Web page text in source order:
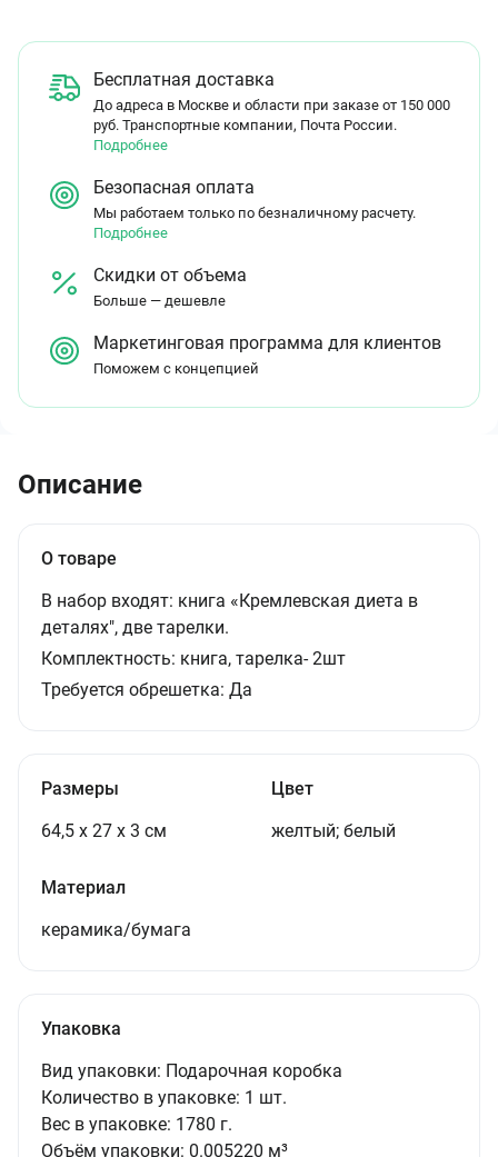
Бесплатная доставка
До адреса в Москве и области при заказе от 150 000
руб. Транспортные компании, Почта России.
Подробнее
Безопасная оплата
Мы работаем только по безналичному расчету.
Подробнее
Скидки от объема
Больше — дешевле
Маркетинговая программа для клиентов
Поможем с концепцией
Описание
О товаре
В набор входят: книга «Кремлевская диета в
деталях", две тарелки.
Комплектность: книга, тарелка- 2шт
Требуется обрешетка: Да
Размеры
64,5 х 27 х 3 см
Цвет
желтый; белый
Материал
керамика/бумага
Упаковка
Вид упаковки: Подарочная коробка
Количество в упаковке: 1 шт.
Вес в упаковке: 1780 г.
Объём упаковки: 0.005220 м³